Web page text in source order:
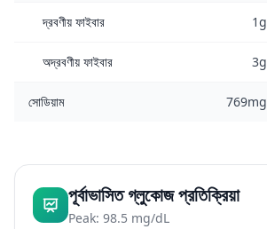
দ্রবণীয় ফাইবার 1g
অদ্রবণীয় ফাইবার 3g
সোডিয়াম 769mg
পূর্বাভাসিত গ্লুকোজ প্রতিক্রিয়া
Peak: 98.5 mg/dL